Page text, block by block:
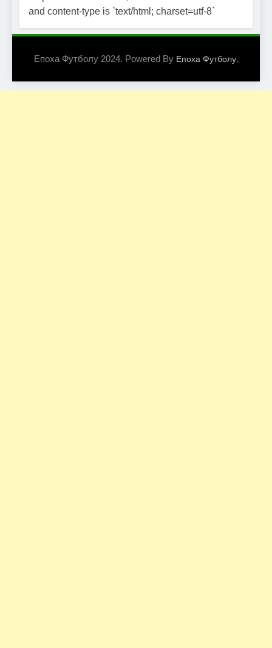
and content-type is `text/html; charset=utf-8`
Епоха Футболу 2024. Powered By Епоха Футболу.